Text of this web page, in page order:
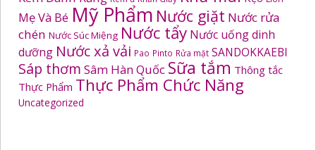
Mẹ Và Bé Mỹ Phẩm Nước giặt Nước rửa
chén Nước Súc Miệng Nước tẩy Nước uống dinh
dưỡng Nước xả vải Pao Pinto Rửa mặt SANDOKKAEBI
Sáp thơm Sâm Hàn Quốc Sữa tắm Thông tắc
Thực Phẩm Thực Phẩm Chức Năng
Uncategorized